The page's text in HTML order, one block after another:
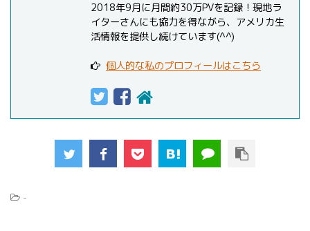
2018年9月に月間約30万PVを記録！現地ラ
イターさんにも協力を得ながら、アメリカ生
活情報を提供し続けています(^^)
個人的な私のプロフィールはこちら
-